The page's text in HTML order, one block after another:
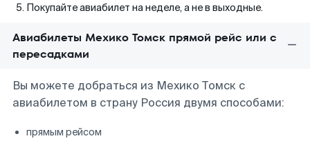
Покупайте авиабилет на неделе, а не в выходные.
Авиабилеты Мехико Томск прямой рейс или с
пересадками
Вы можете добраться из Мехико Томск с
авиабилетом в страну Россия двумя способами:
прямым рейсом